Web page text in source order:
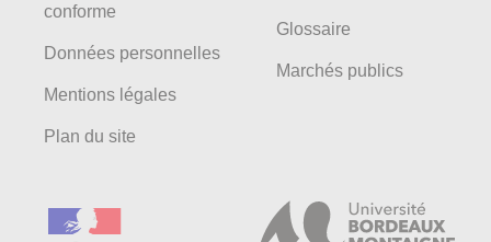
conforme
Données personnelles
Mentions légales
Plan du site
Glossaire
Marchés publics